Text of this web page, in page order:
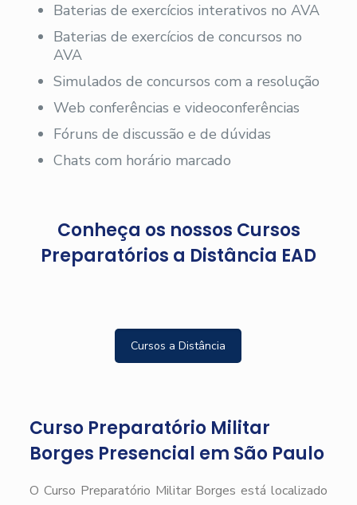
Baterias de exercícios interativos no AVA
Baterias de exercícios de concursos no
AVA
Simulados de concursos com a resolução
Web conferências e videoconferências
Fóruns de discussão e de dúvidas
Chats com horário marcado
Conheça os nossos Cursos
Preparatórios a Distância EAD
Cursos a Distância
Curso Preparatório Militar
Borges Presencial em São Paulo
O Curso Preparatório Militar Borges está localizado